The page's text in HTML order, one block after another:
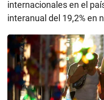
internacionales en el
interanual del 19,2% en